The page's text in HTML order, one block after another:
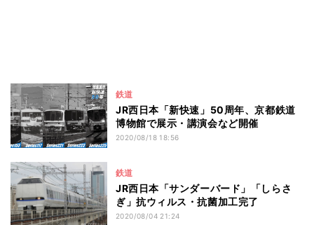
鉄道
JR西日本「新快速」50周年、京都鉄道
博物館で展示・講演会など開催
2020/08/18 18:56
鉄道
JR西日本「サンダーバード」「しらさ
ぎ」抗ウィルス・抗菌加工完了
2020/08/04 21:24